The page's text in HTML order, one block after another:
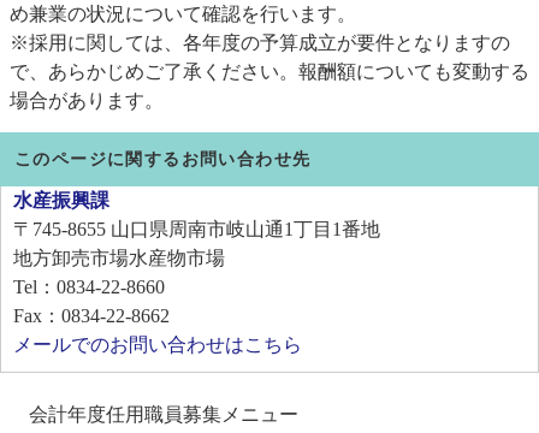
会計年度任用職員募集メニュー
め兼業の状況について確認を行います。
※採用に関しては、各年度の予算成立が要件となりますの
で、あらかじめご了承ください。報酬額についても変動する
場合があります。
このページに関するお問い合わせ先
水産振興課
〒745-8655 山口県周南市岐山通1丁目1番地
地方卸売市場水産物市場
Tel：0834-22-8660
Fax：0834-22-8662
メールでのお問い合わせはこちら